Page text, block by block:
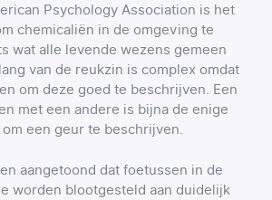
Psychology Association is het
chemicaliën in de omgeving te
wat alle levende wezens gemeen
van de reukzin is complex omdat
om deze goed te beschrijven. Een
met een andere is bijna de enige
om een geur te beschrijven.
aangetoond dat foetussen in de
worden blootgesteld aan duidelijk